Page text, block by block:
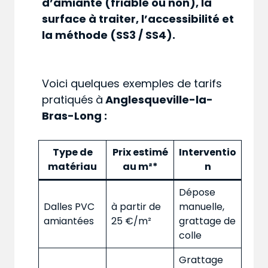
surface à traiter, l’accessibilité et
la méthode (SS3 / SS4).
Voici quelques exemples de tarifs
pratiqués à Anglesqueville-la-
Bras-Long :
Type de
matériau
Prix estimé
au m²*
Interventio
n
Dalles PVC
amiantées
à partir de
25 €/m²
Dépose
manuelle,
grattage de
colle
Grattage